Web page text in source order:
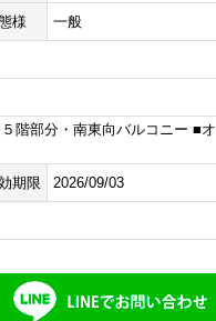
様 一般
階部分・南東向バルコニー ■
期限 2026/09/03
問い合わせ